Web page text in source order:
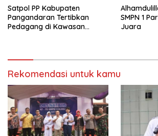
Satpol PP Kabupaten
Pangandaran Tertibkan
Pedagang di Kawasan
SMPN 1
Juara
Rekomendasi untuk kamu